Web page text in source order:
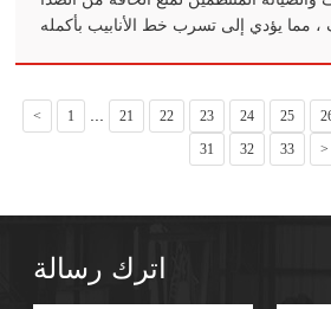
< 1 21 22 23 24 25
31
32 33 >
اترك رسالة